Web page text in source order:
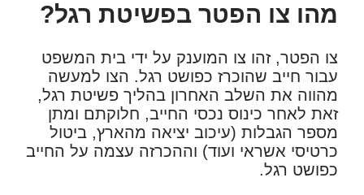
מהו צו הפטר בפשיטת רגל?
צו הפטר, זהו צו המוענק על ידי בית המשפט
עבור חייב שהוכרז כפושט רגל. הצו למעשה
מהווה את השלב האחרון בהליך פשיטת רגל,
זאת לאחר כינוס נכסי החייב, חלוקתם ומתן
מספר הגבלות (עיכוב יציאה מהארץ, ביטול
כרטיסי אשראי ועוד) וההכרזה עצמה על החייב
כפושט רגל.